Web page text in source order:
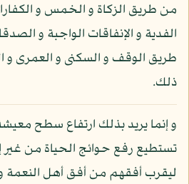
من طريق الزكاة و الخمس و
الفدية و الإنفاقات الواجبة و
طريق الوقف و السكنى و العمرى و
ذلك.
و إنما يريد بذلك ارتفاع سطح
تستطيع رفع حوائج الحياة من غير
ليقرب أفقهم من أفق أهل النعمة